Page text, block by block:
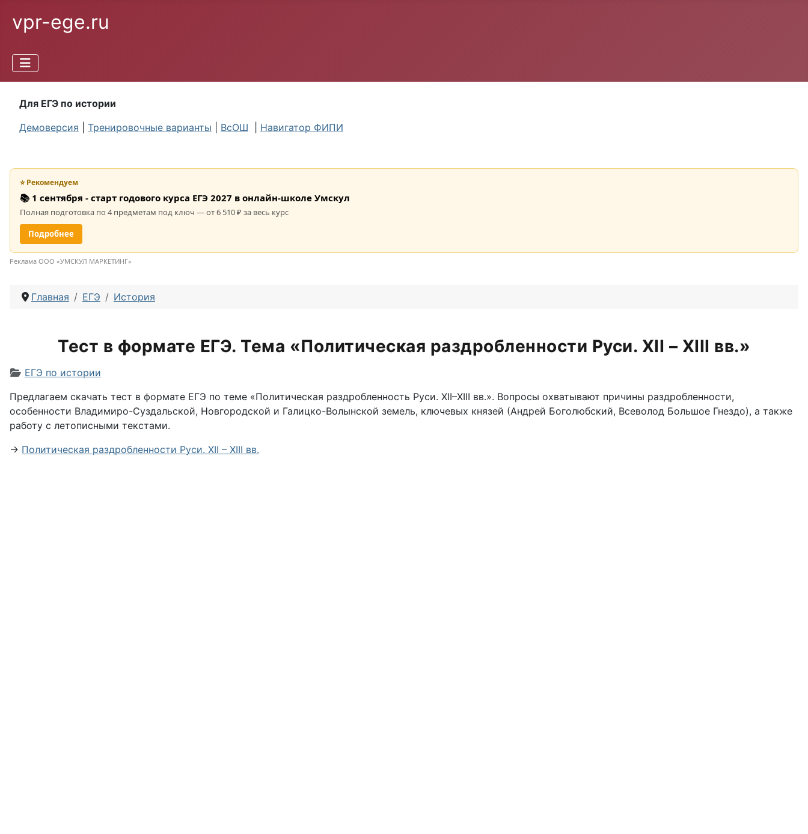
vpr-ege.ru
Для ЕГЭ по истории
Демоверсия
Тренировочные варианты ВсОШ Навигатор ФИПИ
⭐ Рекомендуем
📚 1 сентября - старт годового курса ЕГЭ 2027 в онлайн-школе Умскул
Полная подготовка по 4 предметам под ключ — от 6 510 ₽ за весь курс
Подробнее
Реклама ООО «УМСКУЛ МАРКЕТИНГ»
Главная ЕГЭ История
Тест в формате ЕГЭ. Тема «Политическая раздробленности Руси. XII – XIII вв.»
Информация о материале
ЕГЭ по истории
Предлагаем скачать тест в формате ЕГЭ по теме «Политическая раздробленность Руси. XII–XIII вв.». Вопросы охватывают причины раздробленности,
особенности Владимиро-Суздальской, Новгородской и Галицко-Волынской земель, ключевых князей (Андрей Боголюбский, Всеволод Большое Гнездо), а также
работу с летописными текстами.
→ Политическая раздробленности Руси. XII – XIII вв.